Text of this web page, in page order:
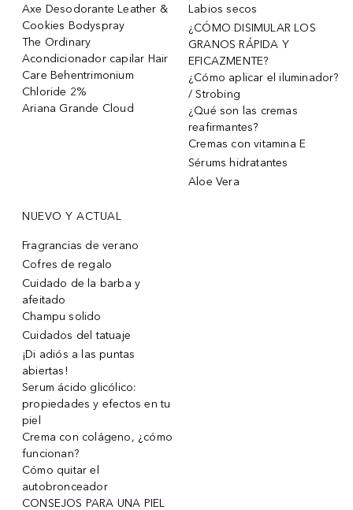
Axe Desodorante Leather &
Cookies Bodyspray
The Ordinary
Acondicionador capilar Hair
Care Behentrimonium
Chloride 2%
Ariana Grande Cloud
Labios secos
¿CÓMO DISIMULAR LOS
GRANOS RÁPIDA Y
EFICAZMENTE?
¿Cómo aplicar el iluminador?
/ Strobing
¿Qué son las cremas
reafirmantes?
Cremas con vitamina E
Sérums hidratantes
Aloe Vera
NUEVO Y ACTUAL
Fragrancias de verano
Cofres de regalo
Cuidado de la barba y
afeitado
Champu solido
Cuidados del tatuaje
¡Di adiós a las puntas
abiertas!
Serum ácido glicólico:
propiedades y efectos en tu
piel
Crema con colágeno, ¿cómo
funcionan?
Cómo quitar el
autobronceador
CONSEJOS PARA UNA PIEL